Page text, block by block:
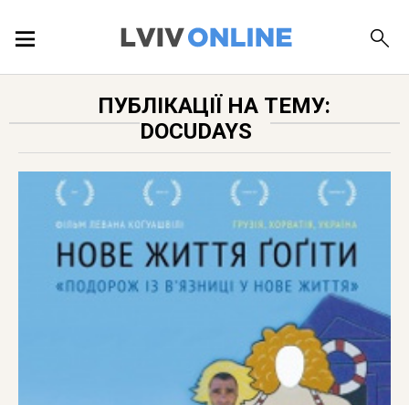
ПУБЛІКАЦІЇ
ПУБЛІКАЦІЇ НА ТЕМУ:
DOCUDAYS